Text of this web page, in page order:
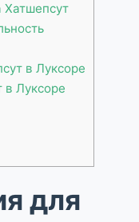
в Луксоре
в Луксоре
для